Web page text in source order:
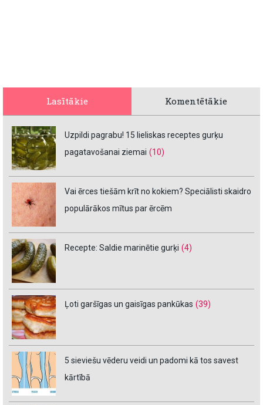
Lasītākie Komentētākie
Uzpildi pagrabu! 15 lieliskas receptes gurķu
pagatavošanai ziemai (10)
Vai ērces tiešām krīt no kokiem? Speciālisti skaidro
populārākos mītus par ērcēm
Recepte: Saldie marinētie gurķi (4)
Ļoti garšīgas un gaisīgas pankūkas (39)
5 sieviešu vēderu veidi un padomi kā tos savest
kārtībā